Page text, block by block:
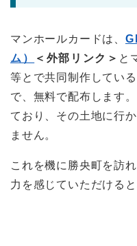
マンホールカードは、
ム）
＜外部リンク＞ と
等とで共同制作してい
で、無料で配布します
ており、その土地に行
ません。
これを機に勝央町を訪
力を感じていただけると